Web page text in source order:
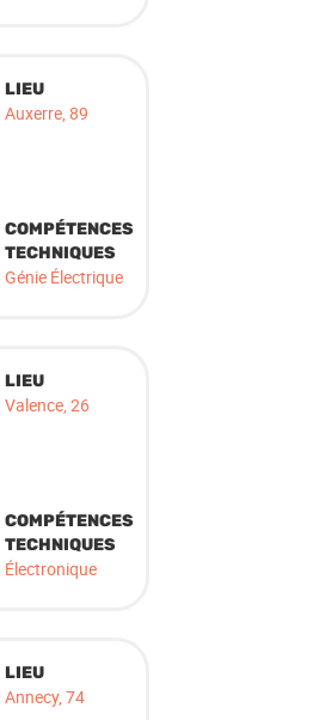
LIEU
Auxerre, 89
COMPÉTENCES
TECHNIQUES
Génie Électrique
LIEU
Valence, 26
COMPÉTENCES
TECHNIQUES
Électronique
LIEU
Annecy, 74